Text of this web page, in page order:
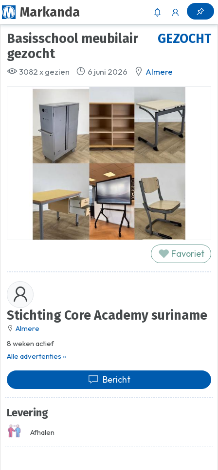
Markanda
GEZOCHT
Basisschool meubilair
gezocht
3082 x gezien 6 juni 2026 Almere
Favoriet
Stichting Core Academy suriname
Almere
8 weken actief
Alle advertenties »
Bericht
Levering
Afhalen